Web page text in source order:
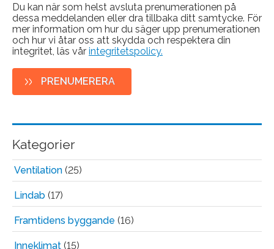
Du kan när som helst avsluta prenumerationen på
dessa meddelanden eller dra tillbaka ditt samtycke. För
mer information om hur du säger upp prenumerationen
och hur vi åtar oss att skydda och respektera din
integritet, läs vår integritetspolicy.
Kategorier
Ventilation (25)
Lindab (17)
Framtidens byggande (16)
Inneklimat (15)